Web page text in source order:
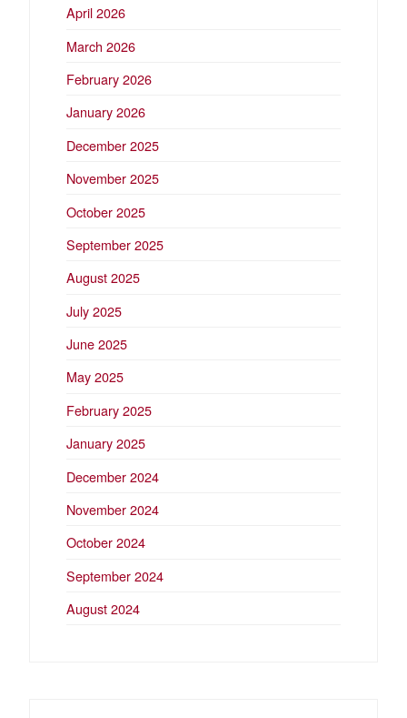
April 2026
March 2026
February 2026
January 2026
December 2025
November 2025
October 2025
September 2025
August 2025
July 2025
June 2025
May 2025
February 2025
January 2025
December 2024
November 2024
October 2024
September 2024
August 2024